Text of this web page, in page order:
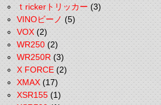
ｔrickerトリッカー(3)
VINOビーノ(5)
VOX(2)
WR250(2)
WR250R(3)
X FORCE(2)
XMAX(17)
XSR155(1)